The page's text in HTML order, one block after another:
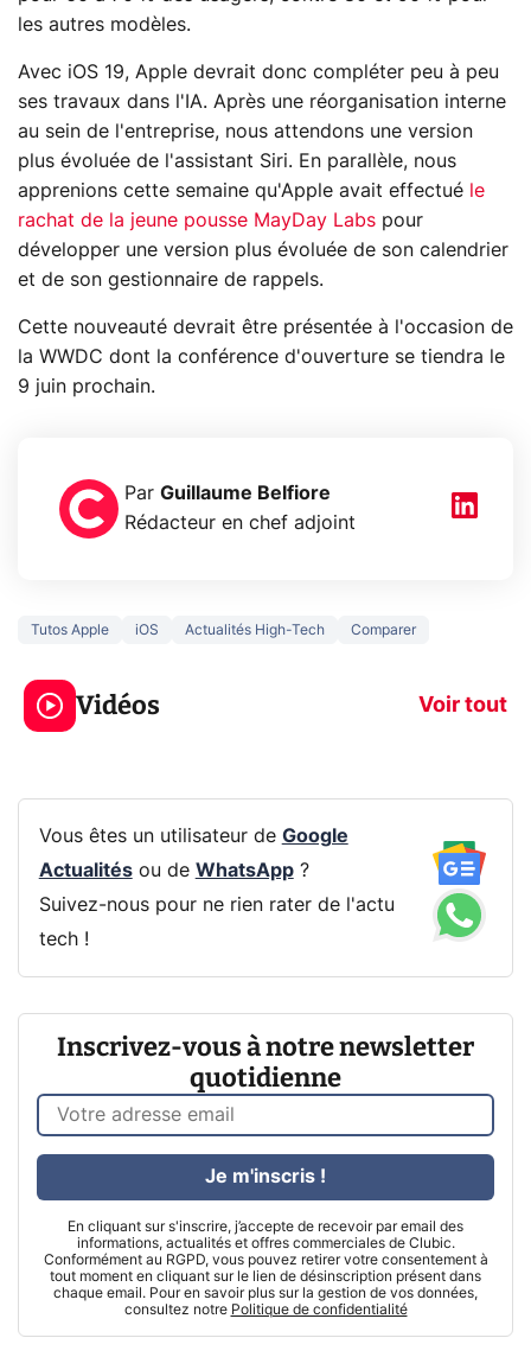
les autres modèles.
Avec iOS 19, Apple devrait donc compléter peu à peu
ses travaux dans l'IA. Après une réorganisation interne
au sein de l'entreprise, nous attendons une version
plus évoluée de l'assistant Siri. En parallèle, nous
apprenions cette semaine qu'Apple avait effectué le
rachat de la jeune pousse MayDay Labs pour
développer une version plus évoluée de son calendrier
et de son gestionnaire de rappels.
Cette nouveauté devrait être présentée à l'occasion de
la WWDC dont la conférence d'ouverture se tiendra le
9 juin prochain.
Par Guillaume Belfiore
Rédacteur en chef adjoint
Tutos Apple iOS Actualités High-Tech Comparer
Vidéos Voir tout
3 écrans en 1 pour
319€ ? Voici L'AOC
CQ32G4ZA !
5
prochaine
Vous êtes un utilisateur de Google
Actualitésou de WhatsApp?
Suivez-nous pour ne rien rater de l'actu
tech !
Inscrivez-vous à notre newsletter
quotidienne
En cliquant sur s'inscrire, j’accepte de recevoir par email des
informations, actualités et offres commerciales de Clubic.
Conformément au RGPD, vous pouvez retirer votre consentement à
tout moment en cliquant sur le lien de désinscription présent dans
chaque email. Pour en savoir plus sur la gestion de vos données,
consultez notre Politique de confidentialité
Je m'inscris !